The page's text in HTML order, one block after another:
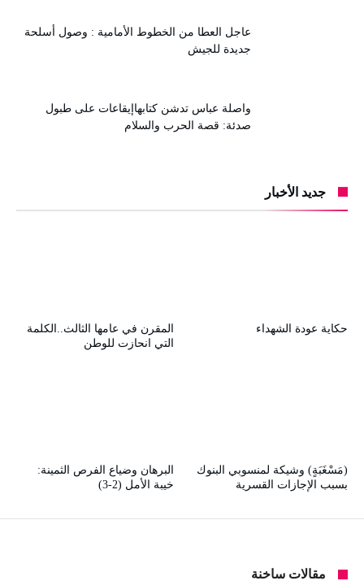
عاجل العطا من الخطوط الأمامية : وصول أسلحة
جديدة للجيش
واصلة عباس تدشن كتابهاإيقاعات على طبول
صدئة: قصة الحرب والسلام
جديد الأخبار
المقرن في عامها الثالث..الكلمة
التي انحازت للوطن
حكاية عودة الشهداء
البرهان وضياع الفرص الثمينة:
خيبة الأمل (2-3)
(مَسْغَبَةٍ) وشيكة لمنسوبي البنوك
بسبب الإجازات القسرية
مقالات ساخنة